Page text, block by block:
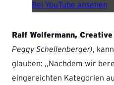
Bei YouTube ansehen
Ralf Wolfermann,
Peggy Schellenberger),
glauben: „Nachdem wir
eingereichten Kategorien